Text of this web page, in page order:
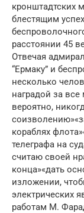
кронштадтских
блестящим
расстоянии 45
Отвечая
“Ермаку” и
несколько
наградой за
вероятно,
кораблях
телеграфа на
считаю своей
конца»«дать
изложении,
электрических
работам М.